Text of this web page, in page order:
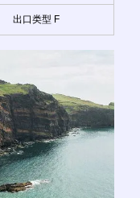
出口类型 F